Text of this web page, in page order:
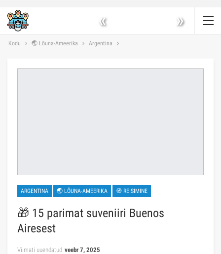
« »
Kodu 🌏 Lõuna-Ameerika Argentina
ARGENTINA 🌏 LÕUNA-AMEERIKA 🧭 REISIMINE
🎁 15 parimat suveniiri Buenos
Airesest
Viimati uuendatud veebr 7, 2025